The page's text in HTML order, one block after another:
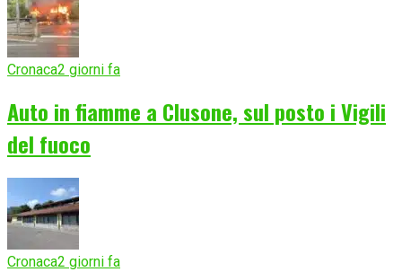
Cronaca2 giorni fa
Auto in fiamme a Clusone, sul posto i Vigili
del fuoco
Cronaca2 giorni fa